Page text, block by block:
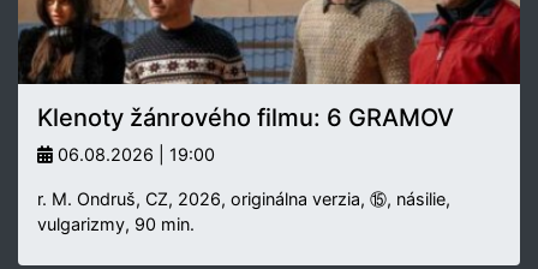
Klenoty žánrového filmu: 6 GRAMOV
06.08.2026 | 19:00
r. M. Ondruš, CZ, 2026, originálna verzia, ⑮, násilie,
vulgarizmy, 90 min.